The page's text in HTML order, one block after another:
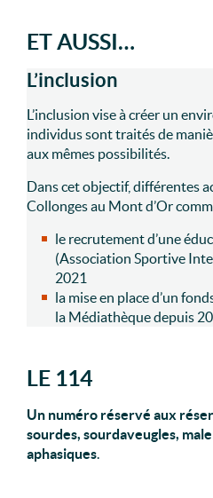
ET AUSSI…
L’inclusion
L’inclusion vise à créer un
individus sont traités de
aux mêmes possibilités.
Dans cet objectif, différentes
Collonges au Mont d’Or
le recrutement d’une
(Association Sportive
2021
la mise en place d’un
la Médiathèque depuis
LE 114
Un numéro réservé aux
sourdes, sourdaveugles,
aphasiques.